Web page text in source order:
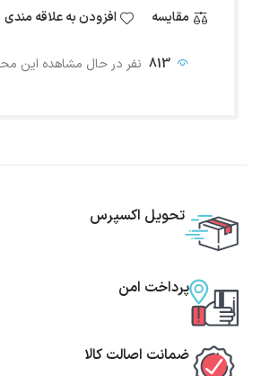
مقایسه افزودن به علاقه مندی
813 نفر در حال مشاهده این
تحویل اکسپرس
پرداخت امن
ضمانت اصالت کالا